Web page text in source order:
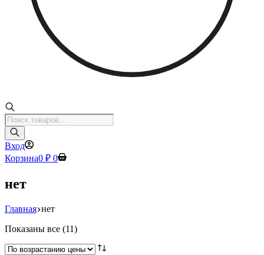
Поиск
товаров
Вход
Корзина0 ₽ 0
нет
Главная нет
Показаны все (11)Цены:
возрастанию